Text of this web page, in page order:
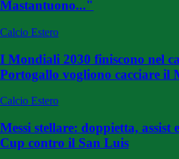
Mastantuono..."
Calcio Estero
I Mondiali 2030 finiscono nel
Portogallo vogliono cacciare il
Calcio Estero
Messi stellare: doppietta,
Cup contro il San Luis